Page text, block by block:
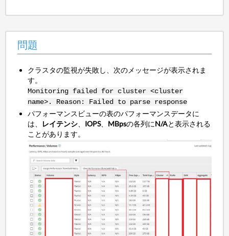
問題
クラスタの監視が失敗し、次のメッセージが表示されま
す。
Monitoring failed for cluster <cluster
name>. Reason: Failed to parse response
パフォーマンスビューの表のパフォーマンスデータに
は、
レイテンシ IOPS、 MBpsの各列にN/Aと表示される
ことがあります。